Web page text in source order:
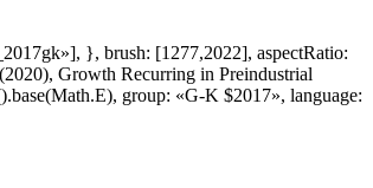
}, brush: [1277,2022], aspectRatio:
Growth Recurring in Preindustrial
group: «G-K $2017», language: